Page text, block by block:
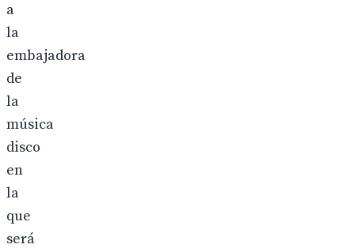
a
la
embajadora
de
la
música
disco
en
la
que
será